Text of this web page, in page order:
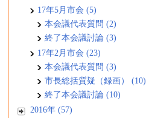
17年5月市会 (5)
本会議代表質問 (2)
終了本会議討論 (3)
17年2月市会 (23)
本会議代表質問 (3)
市長総括質疑（録画） (10)
終了本会議討論 (10)
2016年 (57)